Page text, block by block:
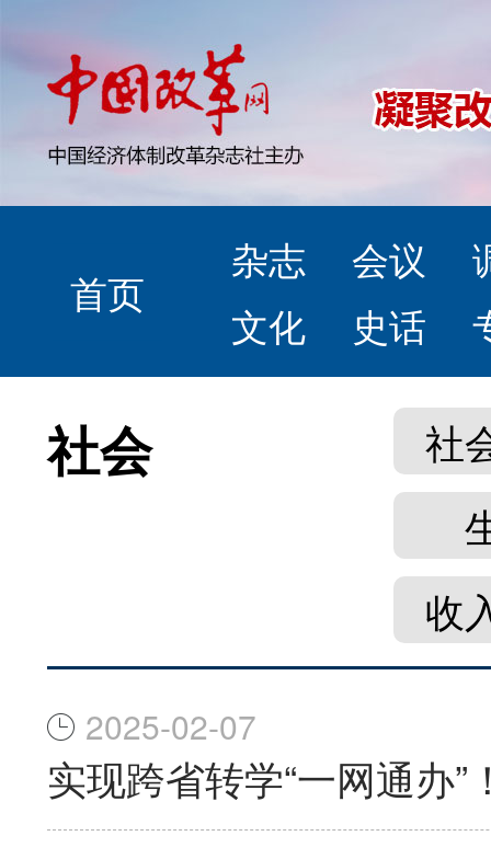
首页
杂志 会议
文化
史话
社会
社
收
2025-02-07
实现跨省转学“一网通办